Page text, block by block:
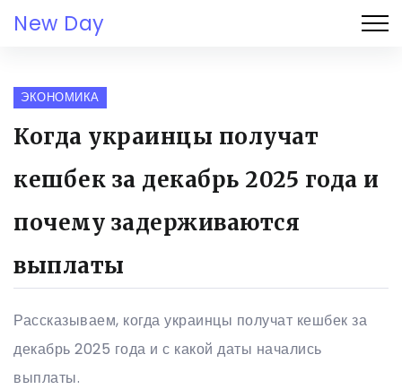
New Day
ЭКОНОМИКА
Когда украинцы получат
кешбек за декабрь 2025 года и
почему задерживаются
выплаты
Рассказываем, когда украинцы получат кешбек за
декабрь 2025 года и с какой даты начались
выплаты.